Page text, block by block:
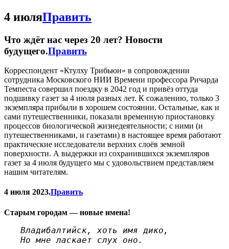
4 июляПравить
Что ждёт нас через 20 лет? Новости
будущего.Править
Корреспондент «Ктулху Трибьюн» в сопровождении
сотрудника Московского НИИ Времени профессора Ричарда
Темпеста совершил поездку в 2042 год и привёз оттуда
подшивку газет за 4 июля разных лет. К сожалению, только 3
экземпляра прибыли в хорошем состоянии. Остальные, как и
сами путешественники, показали временную приостановку
процессов биологической жизнедеятельности; с ними (и
путешественниками, и газетами) в настоящее время работают
практические исследователи верхних слоёв земной
поверхности. А выдержки из сохранившихся экземпляров
газет за 4 июля будущего мы с удовольствием представляем
нашим читателям.
4 июля 2023.Править
Старым городам — новые имена!
Владибалтийск, хоть имя дико,
Но мне ласкает слух оно.